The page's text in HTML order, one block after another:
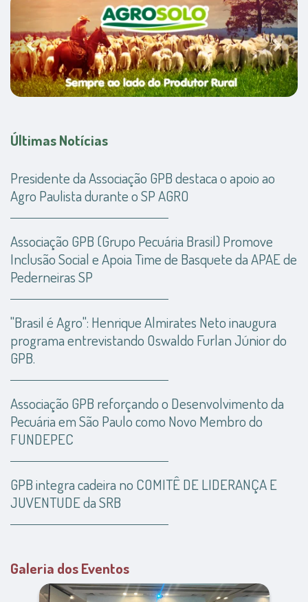
Últimas Notícias
Presidente da Associação GPB destaca o apoio ao
Agro Paulista durante o SP AGRO
Associação GPB (Grupo Pecuária Brasil) Promove
Inclusão Social e Apoia Time de Basquete da APAE de
Pederneiras SP
"Brasil é Agro": Henrique Almirates Neto inaugura
programa entrevistando Oswaldo Furlan Júnior do
GPB.
Associação GPB reforçando o Desenvolvimento da
Pecuária em São Paulo como Novo Membro do
FUNDEPEC
GPB integra cadeira no COMITÊ DE LIDERANÇA E
JUVENTUDE da SRB
Galeria dos Eventos